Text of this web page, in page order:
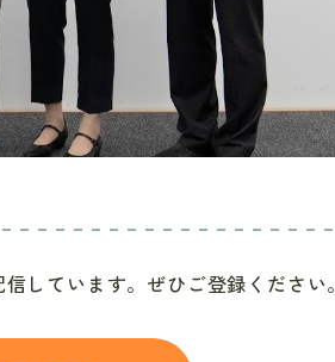
しています。ぜひご登録ください。